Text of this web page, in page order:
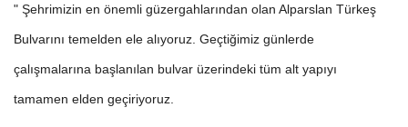
" Şehrimizin en önemli güzergahlarından olan Alparslan Türkeş
Bulvarını temelden ele alıyoruz. Geçtiğimiz günlerde
çalışmalarına başlanılan bulvar üzerindeki tüm alt yapıyı
tamamen elden geçiriyoruz.